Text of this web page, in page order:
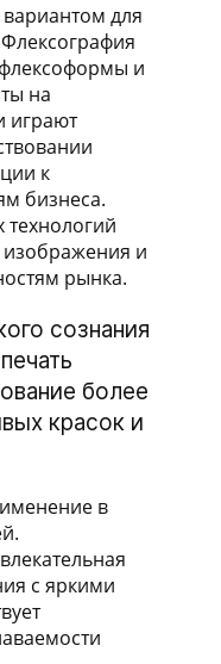
для
и
на
играют
к
бизнеса.
изображения и
рынка.
сознания
более
красок и
в
с яркими